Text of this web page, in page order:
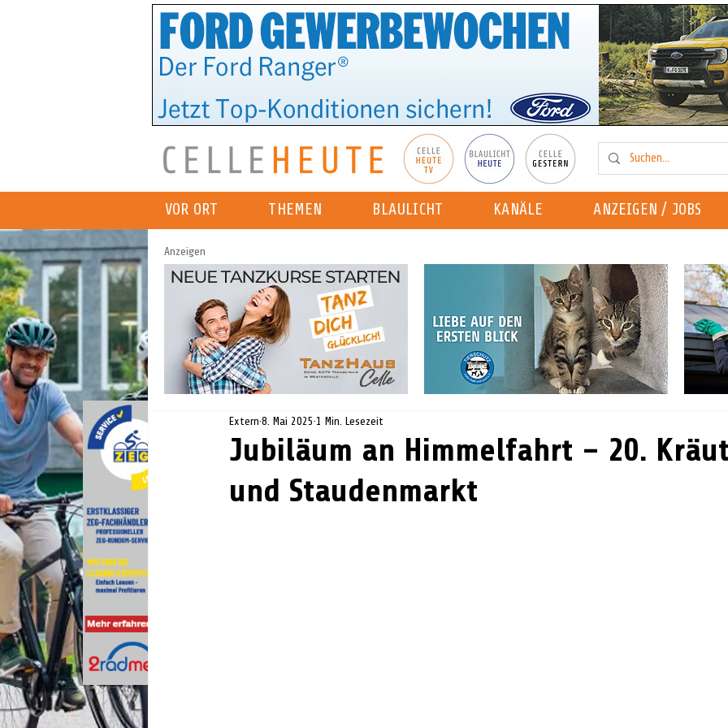
VOR ORT THEMEN BLAULICHT KANÄLE ANZEIGEN / JOBS
Anzeigen
Jubiläum an Himmelfahrt – 20.
und Staudenmarkt
Extern 8. Mai 2025 1 Min. Lesezeit